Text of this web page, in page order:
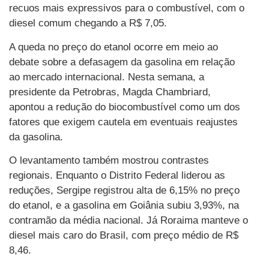
recuos mais expressivos para o combustível, com o
diesel comum chegando a R$ 7,05.
A queda no preço do etanol ocorre em meio ao
debate sobre a defasagem da gasolina em relação
ao mercado internacional. Nesta semana, a
presidente da Petrobras, Magda Chambriard,
apontou a redução do biocombustível como um dos
fatores que exigem cautela em eventuais reajustes
da gasolina.
O levantamento também mostrou contrastes
regionais. Enquanto o Distrito Federal liderou as
reduções, Sergipe registrou alta de 6,15% no preço
do etanol, e a gasolina em Goiânia subiu 3,93%, na
contramão da média nacional. Já Roraima manteve o
diesel mais caro do Brasil, com preço médio de R$
8,46.